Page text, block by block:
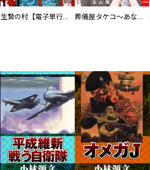
生贄の村【電子単行本版】 葬儀屋タケコ～あなたの最期、叶えます【電子単行本版】